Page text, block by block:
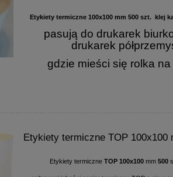
Etykiety termiczne 100x100 mm 500 szt. klej
pasują do drukarek
drukarek
gdzie mieści się rolka
Etykiety termiczne TOP 100x100
Etykiety termiczneTOP 100x100 mm500